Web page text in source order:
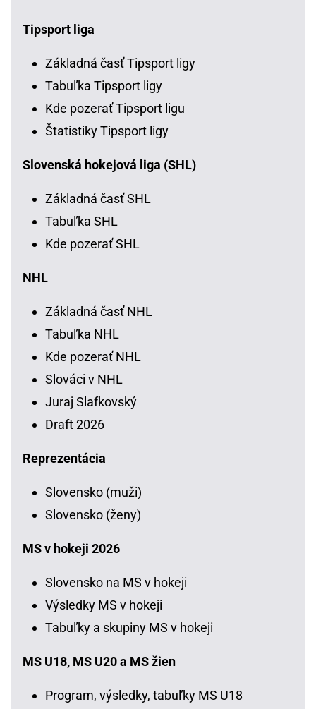
Tipsport liga
Základná časť Tipsport ligy
Tabuľka Tipsport ligy
Kde pozerať Tipsport ligu
Štatistiky Tipsport ligy
Slovenská hokejová liga (SHL)
Základná časť SHL
Tabuľka SHL
Kde pozerať SHL
NHL
Základná časť NHL
Tabuľka NHL
Kde pozerať NHL
Slováci v NHL
Juraj Slafkovský
Draft 2026
Reprezentácia
Slovensko (muži)
Slovensko (ženy)
MS v hokeji 2026
Slovensko na MS v hokeji
Výsledky MS v hokeji
Tabuľky a skupiny MS v hokeji
MS U18, MS U20 a MS žien
Program, výsledky, tabuľky MS U18